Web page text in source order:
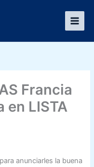
Francia
en LISTA
anunciarles la buena